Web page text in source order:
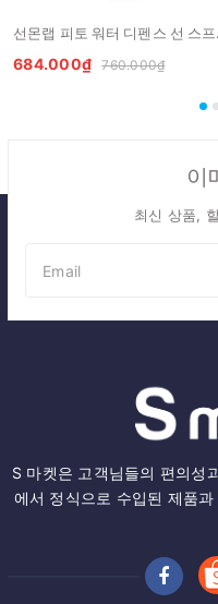
선몬랩 피
684.000₫ 760.000₫
이
최신 상품,
S 마켓은 고객님들의 편의성
에서 정식으로 수입된 제품